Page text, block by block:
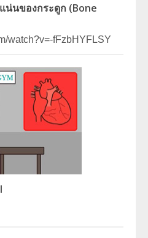
น่นของกระดูก (Bone
watch?v=-fFzbHYFLSY